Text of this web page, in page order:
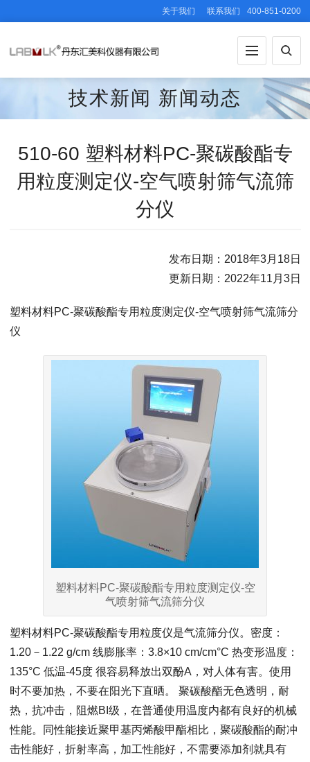
关于我们 联系我们 400-851-0200
技术新闻 新闻动态
510-60 塑料材料PC-聚碳酸酯专
用粒度测定仪-空气喷射筛气流筛
分仪
发布日期：2018年3月18日
更新日期：2022年11月3日
塑料材料PC-聚碳酸酯专用粒度测定仪-空气喷射筛气流筛分
仪
塑料材料PC-聚碳酸酯专用粒度测定仪-空
气喷射筛气流筛分仪
塑料材料PC-聚碳酸酯专用粒度仪是气流筛分仪。密度：
1.20－1.22 g/cm 线膨胀率：3.8×10 cm/cm°C 热变形温度：
135°C 低温-45度 很容易释放出双酚A，对人体有害。使用
时不要加热，不要在阳光下直晒。 聚碳酸酯无色透明，耐
热，抗冲击，阻燃BI级，在普通使用温度内都有良好的机械
性能。同性能接近聚甲基丙烯酸甲酯相比，聚碳酸酯的耐冲
击性能好，折射率高，加工性能好，不需要添加剂就具有